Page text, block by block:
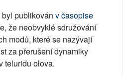
publikován v časopise
že neobvyklé sdružování
modů, které se nazývají
za přerušení dynamiky
teluridu olova.